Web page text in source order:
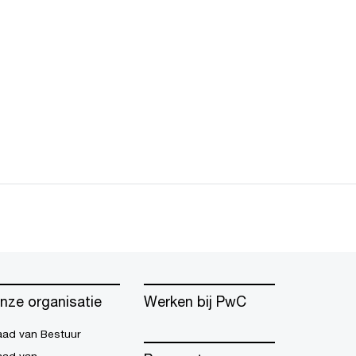
organisatie
van Bestuur
Werken bij PwC